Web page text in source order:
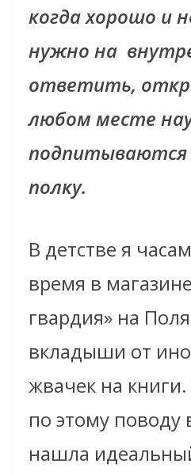
когда хорошо и
нужно на
ответить,
любом месте
полку.
В детстве я
время в
гвардия» на
вкладыши от
жвачек на
по этому поводу
нашла